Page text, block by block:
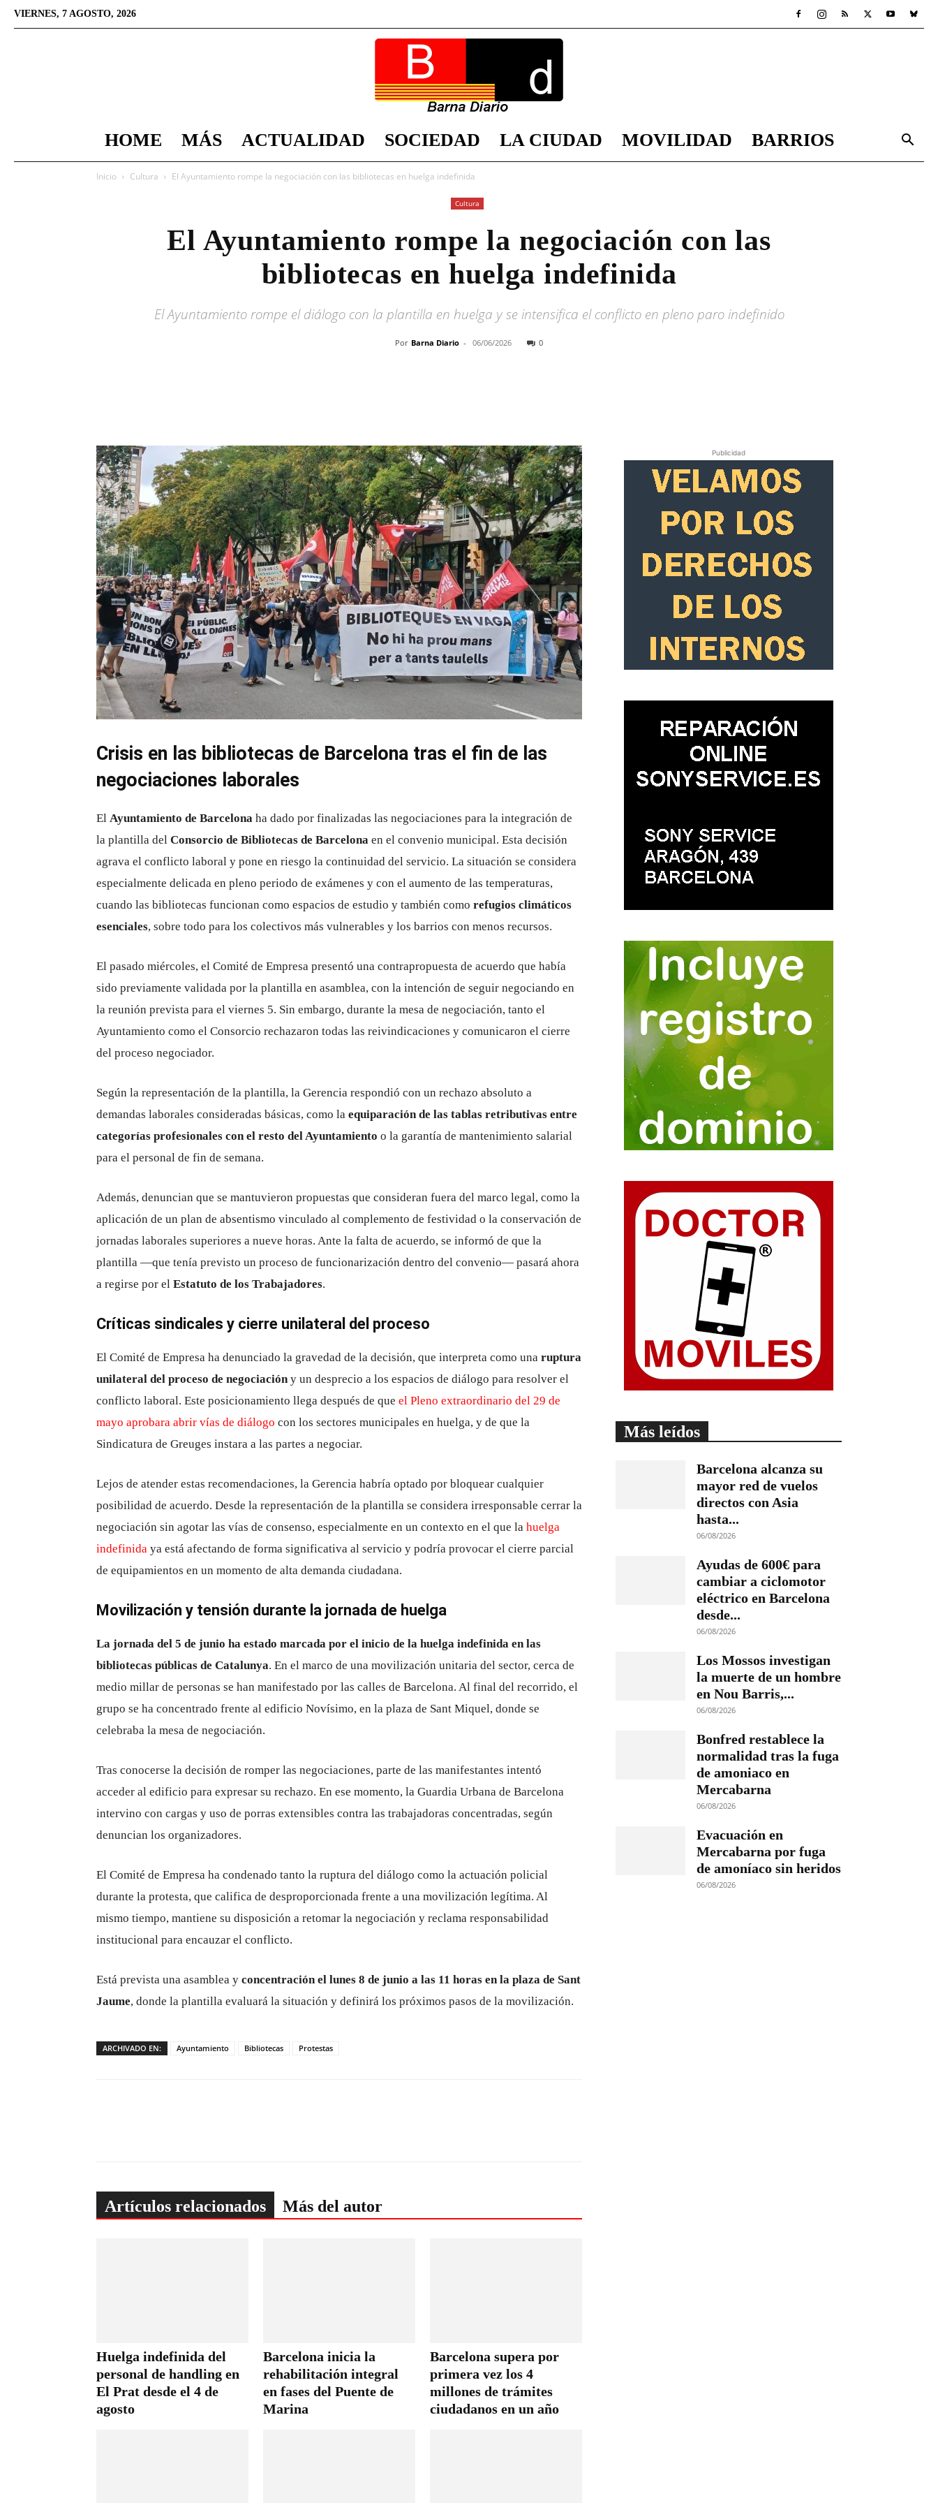
VIERNES, 7 AGOSTO, 2026
Diario
HOME MÁS ACTUALIDAD SOCIEDAD LA CIUDAD MOVILIDAD BARRIOS
Inicio Cultura El Ayuntamiento rompe la negociación con las bibliotecas en huelga indefinida
Cultura
El Ayuntamiento rompe la negociación con las
bibliotecas en huelga indefinida
El Ayuntamiento rompe el diálogo con la plantilla en huelga y se intensifica el conflicto en pleno paro indefinido
Por Barna Diario - 06/06/2026 0
Crisis en las bibliotecas de Barcelona tras el fin de las
negociaciones laborales
El Ayuntamiento de Barcelona ha dado por finalizadas las negociaciones para la integración de
la plantilla del Consorcio de Bibliotecas de Barcelona en el convenio municipal. Esta decisión
agrava el conflicto laboral y pone en riesgo la continuidad del servicio. La situación se considera
especialmente delicada en pleno periodo de exámenes y con el aumento de las temperaturas,
cuando las bibliotecas funcionan como espacios de estudio y también como refugios climáticos
esenciales, sobre todo para los colectivos más vulnerables y los barrios con menos recursos.
El pasado miércoles, el Comité de Empresa presentó una contrapropuesta de acuerdo que había
sido previamente validada por la plantilla en asamblea, con la intención de seguir negociando en
la reunión prevista para el viernes 5. Sin embargo, durante la mesa de negociación, tanto el
Ayuntamiento como el Consorcio rechazaron todas las reivindicaciones y comunicaron el cierre
del proceso negociador.
Según la representación de la plantilla, la Gerencia respondió con un rechazo absoluto a
demandas laborales consideradas básicas, como la equiparación de las tablas retributivas entre
categorías profesionales con el resto del Ayuntamiento o la garantía de mantenimiento salarial
para el personal de fin de semana.
Además, denuncian que se mantuvieron propuestas que consideran fuera del marco legal, como la
aplicación de un plan de absentismo vinculado al complemento de festividad o la conservación de
jornadas laborales superiores a nueve horas. Ante la falta de acuerdo, se informó de que la
plantilla —que tenía previsto un proceso de funcionarización dentro del convenio— pasará ahora
a regirse por el Estatuto de los Trabajadores.
Críticas sindicales y cierre unilateral del proceso
El Comité de Empresa ha denunciado la gravedad de la decisión, que interpreta como una ruptura
unilateral del proceso de negociacióny un desprecio a los espacios de diálogo para resolver el
conflicto laboral. Este posicionamiento llega después de que el Pleno extraordinario del 29 de
mayo aprobara abrir vías de diálogo con los sectores municipales en huelga, y de que la
Sindicatura de Greuges instara a las partes a negociar.
Lejos de atender estas recomendaciones, la Gerencia habría optado por bloquear cualquier
posibilidad de acuerdo. Desde la representación de la plantilla se considera irresponsable cerrar la
negociación sin agotar las vías de consenso, especialmente en un contexto en el que la huelga
indefinida ya está afectando de forma significativa al servicio y podría provocar el cierre parcial
de equipamientos en un momento de alta demanda ciudadana.
Movilización y tensión durante la jornada de huelga
La jornada del 5 de junio ha estado marcada por el inicio de la huelga indefinida en las
bibliotecas públicas de Catalunya. En el marco de una movilización unitaria del sector, cerca de
medio millar de personas se han manifestado por las calles de Barcelona. Al final del recorrido, el
grupo se ha concentrado frente al edificio Novísimo, en la plaza de Sant Miquel, donde se
celebraba la mesa de negociación.
Tras conocerse la decisión de romper las negociaciones, parte de las manifestantes intentó
acceder al edificio para expresar su rechazo. En ese momento, la Guardia Urbana de Barcelona
intervino con cargas y uso de porras extensibles contra las trabajadoras concentradas, según
denuncian los organizadores.
El Comité de Empresa ha condenado tanto la ruptura del diálogo como la actuación policial
durante la protesta, que califica de desproporcionada frente a una movilización legítima. Al
mismo tiempo, mantiene su disposición a retomar la negociación y reclama responsabilidad
institucional para encauzar el conflicto.
Está prevista una asamblea y concentración el lunes 8 de junio a las 11 horas en la plaza de Sant
Jaume, donde la plantilla evaluará la situación y definirá los próximos pasos de la movilización.
ARCHIVADO EN: Ayuntamiento Bibliotecas Protestas
Artículos relacionados Más del autor
Huelga indefinida del
personal de handling en
El Prat desde el 4 de
agosto
Barcelona inicia la
rehabilitación integral
en fases del Puente de
Marina
Barcelona supera por
primera vez los 4
millones de trámites
ciudadanos en un año
Publicidad
Más leídos
Barcelona alcanza su
mayor red de vuelos
directos con Asia
hasta...
06/08/2026
Ayudas de 600€ para
cambiar a ciclomotor
eléctrico en Barcelona
desde...
06/08/2026
Los Mossos investigan
la muerte de un hombre
en Nou Barris,...
06/08/2026
Bonfred restablece la
normalidad tras la fuga
de amoniaco en
Mercabarna
06/08/2026
Evacuación en
Mercabarna por fuga
de amoníaco sin heridos
06/08/2026